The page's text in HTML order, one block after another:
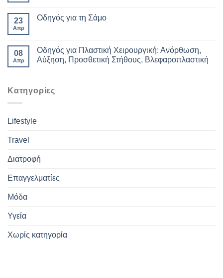
23
Απρ
Οδηγός για τη Σάμο
08
Απρ
Οδηγός για Πλαστική Χειρουργική: Ανόρθωση,
Αύξηση, Προσθετική Στήθους, Βλεφαροπλαστική
Kατηγορίες
Lifestyle
Travel
Διατροφή
Επαγγελματίες
Μόδα
Υγεία
Χωρίς κατηγορία